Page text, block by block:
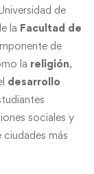
de
la Facultad de
de
la religión,
desarrollo
sociales y
más